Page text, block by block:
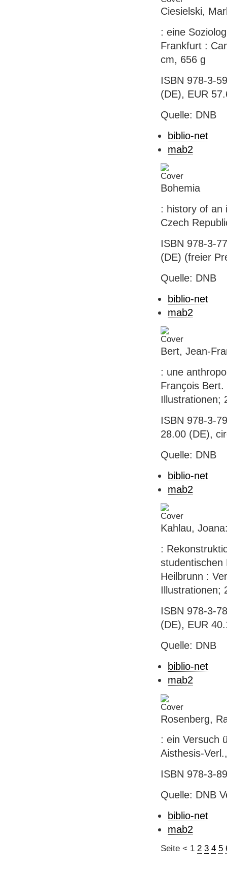
Ciesielski,
: eine
Frankfurt :
cm, 656 g
ISBN 978-3-
(DE), EUR
Quelle: DNB
biblio-net
mab2
Bohemia
: history of an
Czech
ISBN 978-3-
(DE) (freier
Quelle: DNB
biblio-net
mab2
Bert, Jean-
: une
François
Illustrationen;
ISBN 978-3-
28.00 (DE),
Quelle: DNB
biblio-net
mab2
Kahlau,
:
studentischen
Heilbrunn :
Illustrationen;
ISBN 978-3-
(DE), EUR
Quelle: DNB
biblio-net
mab2
Rosenberg,
: ein Versuch
Aisthesis-
ISBN 978-3-
Quelle: DNB
biblio-net
mab2
Seite < 1 2 3 4 5